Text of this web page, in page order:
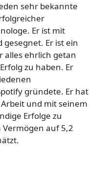
sehr bekannte
Er ist mit
Er ist ein
alles ehrlich getan
zu haben. Er
gründete. Er hat
und mit seinem
Erfolge zu
Vermögen auf 5,2